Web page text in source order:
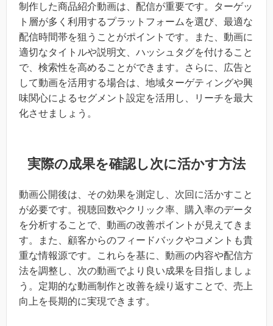
制作した商品紹介動画は、配信が重要です。ターゲッ
ト層が多く利用するプラットフォームを選び、最適な
配信時間帯を狙うことがポイントです。また、動画に
適切なタイトルや説明文、ハッシュタグを付けること
で、検索性を高めることができます。さらに、広告と
して動画を活用する場合は、地域ターゲティングや興
味関心によるセグメント設定を活用し、リーチを最大
化させましょう。
実際の成果を確認し次に活かす方法
動画公開後は、その効果を測定し、次回に活かすこと
が必要です。視聴回数やクリック率、購入率のデータ
を分析することで、動画の改善ポイントが見えてきま
す。また、顧客からのフィードバックやコメントも貴
重な情報源です。これらを基に、動画の内容や配信方
法を調整し、次の動画でより良い成果を目指しましょ
う。定期的な動画制作と改善を繰り返すことで、売上
向上を長期的に実現できます。